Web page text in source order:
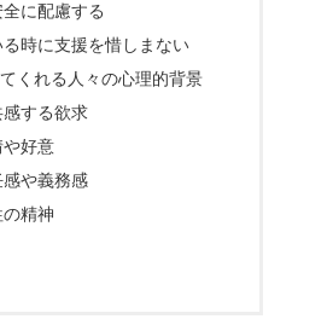
に配慮する
る時に支援を惜しまない
くれる人々の心理的背景
する欲求
好意
や義務感
の精神